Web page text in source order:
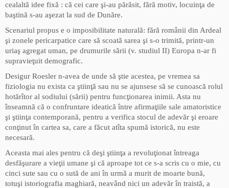
cealaltă idee fixă : că cei care şi-au părăsit, fără motiv, locuinţa de
baştină s-au aşezat la sud de Dunăre.
Scenariul propus e o imposibilitate naturală: fără românii din Ardeal
şi zonele pericarpatice care să scoată sarea şi s-o trimită, printr-un
uriaş agregat uman, pe drumurile sării (v. studiul II) Europa n-ar fi
supravieţuit demografic.
Desigur Roesler n-avea de unde să ştie acestea, pe vremea sa
fiziologia nu exista ca ştiinţă sau nu se ajunsese să se cunoască rolul
hotărîtor al sodiului (sării) pentru funcţionarea inimii. Asta nu
înseamnă că o confruntare ideatică între afirmaţiile sale amatoristice
şi ştiinţa contemporană, pentru a verifica stocul de adevăr şi eroare
conţinut în cartea sa, care a făcut atîta spumă istorică, nu este
necesară.
Aceasta mai ales pentru că deşi ştiinţa a revoluţionat întreaga
desfăşurare a vieţii umane şi că aproape tot ce s-a scris cu o mie, cu
cinci sute sau cu o sută de ani în urmă a murit de moarte bună,
totuşi istoriografia maghiară, neavând nici un adevăr în traistă, a